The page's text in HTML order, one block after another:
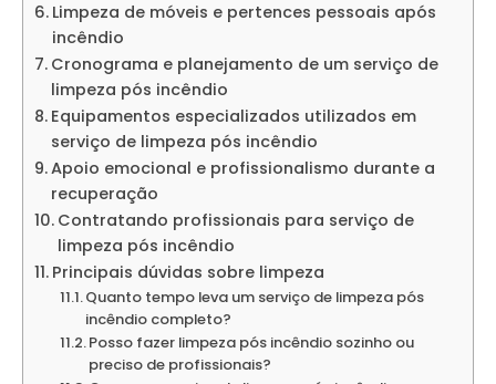
Limpeza de móveis e pertences pessoais após
incêndio
Cronograma e planejamento de um serviço de
limpeza pós incêndio
Equipamentos especializados utilizados em
serviço de limpeza pós incêndio
Apoio emocional e profissionalismo durante a
recuperação
Contratando profissionais para serviço de
limpeza pós incêndio
Principais dúvidas sobre limpeza
Quanto tempo leva um serviço de limpeza pós
incêndio completo?
Posso fazer limpeza pós incêndio sozinho ou
preciso de profissionais?